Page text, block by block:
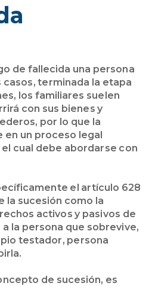
de fallecida una persona
casos, terminada la etapa
los familiares suelen
con sus bienes y
por lo que la
en un proceso legal
cual debe abordarse con
el artículo 628
la sucesión como la
activos y pasivos de
la persona que sobrevive,
testador, persona
de sucesión, es